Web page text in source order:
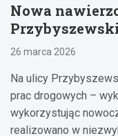
Nowa
26 marca 2026
Na ulicy
prac drogowych –
wykorzystując
realizowano w